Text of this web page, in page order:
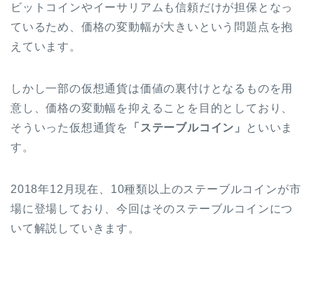
ビットコインやイーサリアムも信頼だけが担保となっ
ているため、価格の変動幅が大きいという問題点を抱
えています。
しかし一部の仮想通貨は価値の裏付けとなるものを用
意し、価格の変動幅を抑えることを目的としており、
そういった仮想通貨を
「ステーブルコイン」
といいま
す。
2018年12 月現在、 10種類以上のステーブルコインが市
場に登場しており、今回はそのステーブルコインにつ
いて解説していきます。